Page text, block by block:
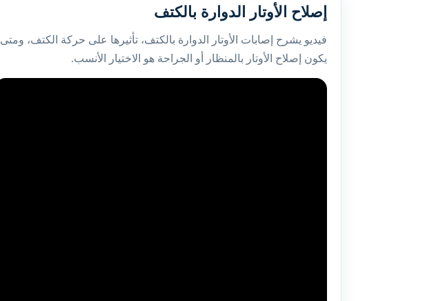
إصلاح الأوتار الدوارة بالكتف
فيديو يشرح إصابات الأوتار الدوارة بالكتف، تأثيرها على حركة الكتف، ومتى
يكون إصلاح الأوتار بالمنظار أو الجراحة هو الاختيار الأنسب.